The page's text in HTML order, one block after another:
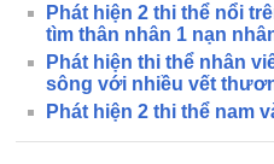
Phát hiện 2 thi thể nổi
tìm thân nhân 1 nạn
Phát hiện thi thể nhân
sông với nhiều vết
Phát hiện 2 thi thể nam